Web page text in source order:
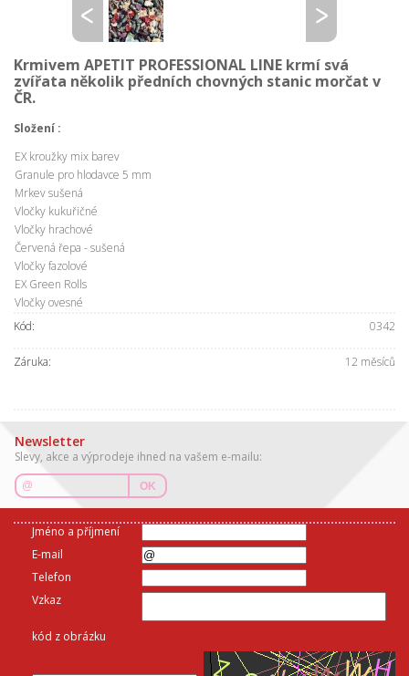
Krmivem APETIT PROFESSIONAL LINE krmí svá
zvířata několik předních chovných stanic morčat v
ČR.
Složení :
EX kroužky mix barev
Granule pro hlodavce 5 mm
Mrkev sušená
Vločky kukuřičné
Vločky hrachové
Červená řepa - sušená
Vločky fazolové
EX Green Rolls
Vločky ovesné
Kód:
0342
Záruka: 12 měsíců
Newsletter
Slevy, akce a výprodeje ihned na vašem e-mailu:
OK
Jméno a příjmení
E-mail
Telefon
Vzkaz
kód z obrázku